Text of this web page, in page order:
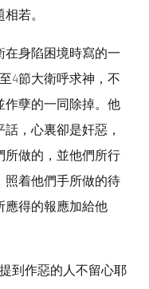
若。
在身陷困境時寫的一
4節大衛呼求神，不
作孽的一同除掉。他
，心裏卻是奸惡，
所做的，並他們所行
照着他們手所做的待
應得的報應加給他
到作惡的人不留心耶